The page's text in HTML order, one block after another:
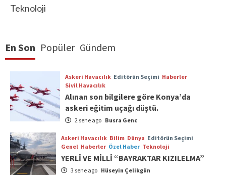
Teknoloji
En Son Popüler Gündem
Askeri Havacılık Editörün Seçimi Haberler
Sivil Havacılık
Alınan son bilgilere göre Konya’da
askeri eğitim uçağı düştü.
2 sene ago Busra Genc
Askeri Havacılık Bilim Dünya Editörün Seçimi
Genel Haberler Özel Haber Teknoloji
YERLİ VE MİLLİ “BAYRAKTAR KIZILELMA”
3 sene ago Hüseyin Çelikgün